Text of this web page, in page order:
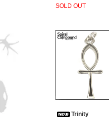
SOLD OUT
Trinity